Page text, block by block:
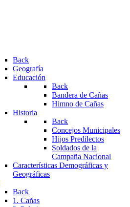
Back
Geografía
Educación
Back
Bandera de Cañas
Himno de Cañas
Historia
Back
Concejos Municipales
Hijos Predilectos
Soldados de la
Campaña Nacional
Características Demográficas y
Geográficas
Back
1. Cañas